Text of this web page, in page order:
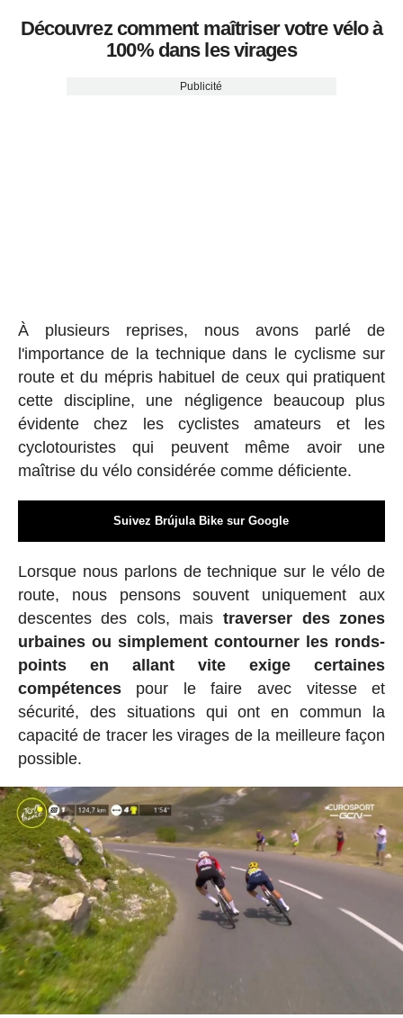
Découvrez comment maîtriser votre vélo à
100% dans les virages
Publicité
À plusieurs reprises, nous avons parlé de
l'importance de la technique dans le cyclisme sur
route et du mépris habituel de ceux qui pratiquent
cette discipline, une négligence beaucoup plus
évidente chez les cyclistes amateurs et les
cyclotouristes qui peuvent même avoir une
maîtrise du vélo considérée comme déficiente.
Suivez Brújula Bike sur Google
Lorsque nous parlons de technique sur le vélo de
route, nous pensons souvent uniquement aux
descentes des cols, maistraverser des zones
urbaines ou simplement contourner les ronds-
points en allant vite exige certaines
compétences pour le faire avec vitesse et
sécurité, des situations qui ont en commun la
capacité de tracer les virages de la meilleure façon
possible.